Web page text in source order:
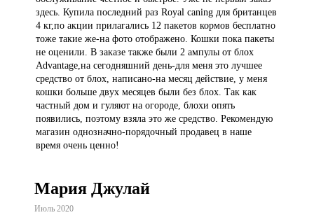
здесь. Купила последний раз Royal caning для британцев
4 кг,по акции прилагались 12 пакетов кормов бесплатно
тоже такие же-на фото отображено. Кошки пока пакеты
не оценили. В заказе также были 2 ампулы от блох
Advantage,на сегодняшний день-для меня это лучшее
средство от блох, написано-на месяц действие, у меня
кошки больше двух месяцев были без блох. Так как
частный дом и гуляют на огороде, блохи опять
появились, поэтому взяла это же средство. Рекомендую
магазин однозначно-порядочный продавец в наше
время очень ценно!
Мария Джулай
Июль 2020